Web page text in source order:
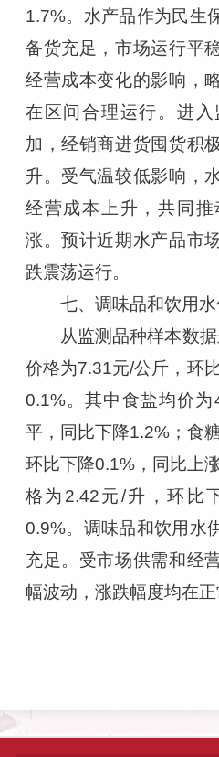
1.7%。水产品作为民生
备货充足，市场运行平
经营成本变化的影响，
在区间合理运行。进
加，经销商进货囤货积
升。受气温较低影响，
经营成本上升，共同
涨。预计近期水产品市
跌震荡运行。
七、调味品和饮用
从监测品种样本数
价格为7.31元/公斤，环
0.1%。其中食盐均价
平，同比下降1.2%；食
环比下降0.1%，同比上
格为2.42元/升，环比
0.9%。调味品和饮用水
充足。受市场供需和经
幅波动，涨跌幅度均在正